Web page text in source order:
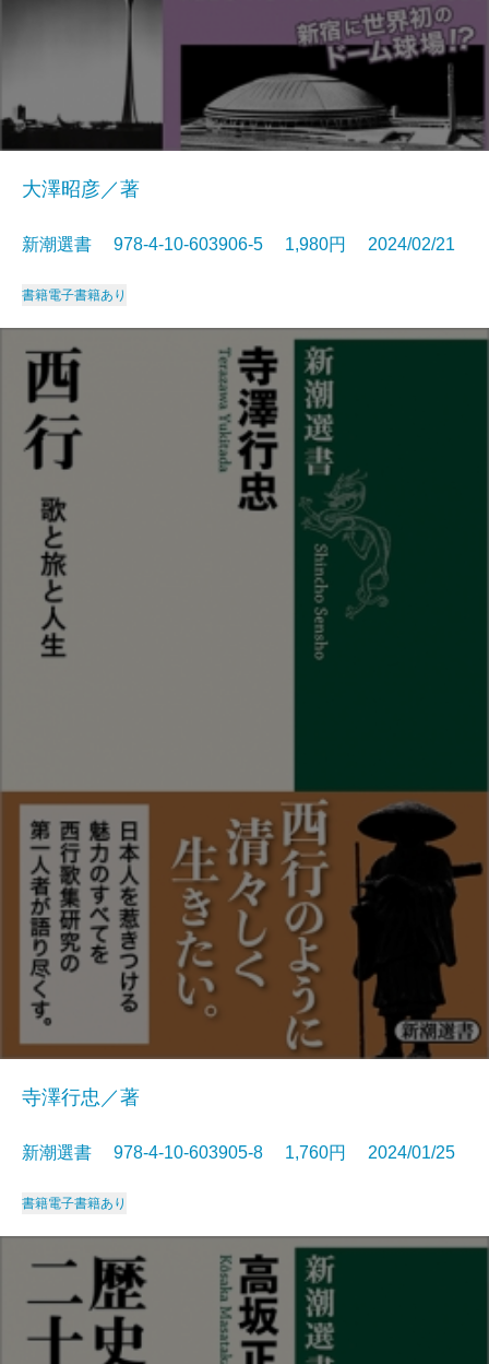
大澤昭彦／著
新潮選書 978-4-10-603906-5 1,980円 2024/02/21
書籍電子書籍あり
寺澤行忠／著
新潮選書 978-4-10-603905-8 1,760円 2024/01/25
書籍電子書籍あり